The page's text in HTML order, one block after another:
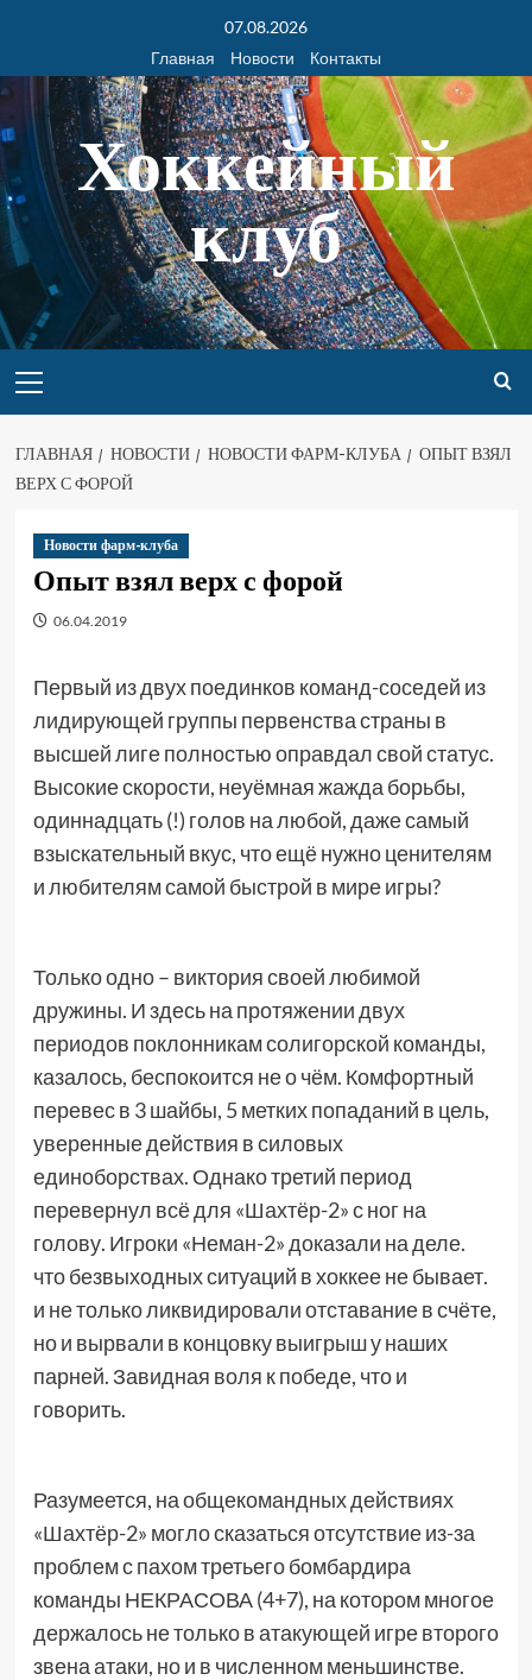
07.08.2026
Главная
Новости Контакты
Хоккейный
клуб
ГЛАВНАЯ НОВОСТИ НОВОСТИ ФАРМ-КЛУБА
ОПЫТ ВЗЯЛ
ВЕРХ С ФОРОЙ
Новости фарм-клуба
Опыт взял верх с форой
06.04.2019
Первый из двух поединков команд-соседей из
лидирующей группы первенства страны в
высшей лиге полностью оправдал свой статус.
Высокие скорости, неуёмная жажда борьбы,
одиннадцать (!) голов на любой, даже самый
взыскательный вкус, что ещё нужно ценителям
и любителям самой быстрой в мире игры?
Только одно – виктория своей любимой
дружины. И здесь на протяжении двух
периодов поклонникам солигорской команды,
казалось, беспокоится не о чём. Комфортный
перевес в 3 шайбы, 5 метких попаданий в цель,
уверенные действия в силовых
единоборствах. Однако третий период
перевернул всё для «Шахтёр-2» с ног на
голову. Игроки «Неман-2» доказали на деле.
что безвыходных ситуаций в хоккее не бывает.
и не только ликвидировали отставание в счёте,
но и вырвали в концовку выигрыш у наших
парней. Завидная воля к победе, что и
говорить.
Разумеется, на общекомандных действиях
«Шахтёр-2» могло сказаться отсутствие из-за
проблем с пахом третьего бомбардира
команды НЕКРАСОВА (4+7), на котором многое
держалось не только в атакующей игре второго
звена атаки, но и в численном меньшинстве.